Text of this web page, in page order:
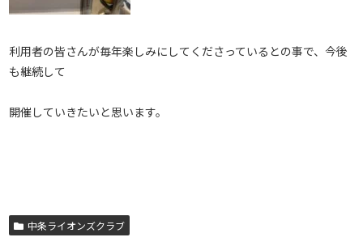
利用者の皆さんが毎年楽しみにしてくださっているとの事で、今後
も継続して
開催していきたいと思います。
中条ライオンズクラブ